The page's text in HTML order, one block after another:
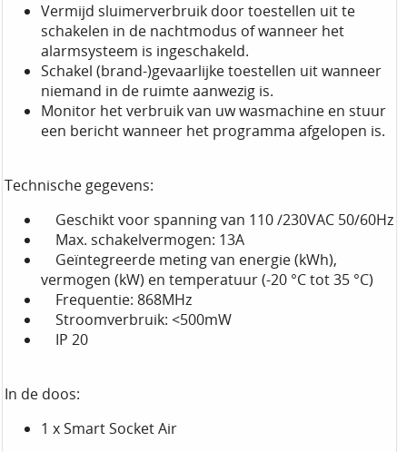
Vermijd sluimerverbruik door toestellen uit te
schakelen in de nachtmodus of wanneer het
alarmsysteem is ingeschakeld.
Schakel (brand-)gevaarlijke toestellen uit wanneer
niemand in de ruimte aanwezig is.
Monitor het verbruik van uw wasmachine en stuur
een bericht wanneer het programma afgelopen is.
Technische gegevens:
Geschikt voor spanning van 110 /230VAC 50/60Hz
Max. schakelvermogen: 13A
Geïntegreerde meting van energie (kWh),
vermogen (kW) en temperatuur (-20 °C tot 35 °C)
Frequentie: 868MHz
Stroomverbruik: <500mW
IP 20
In de doos:
1 x Smart Socket Air